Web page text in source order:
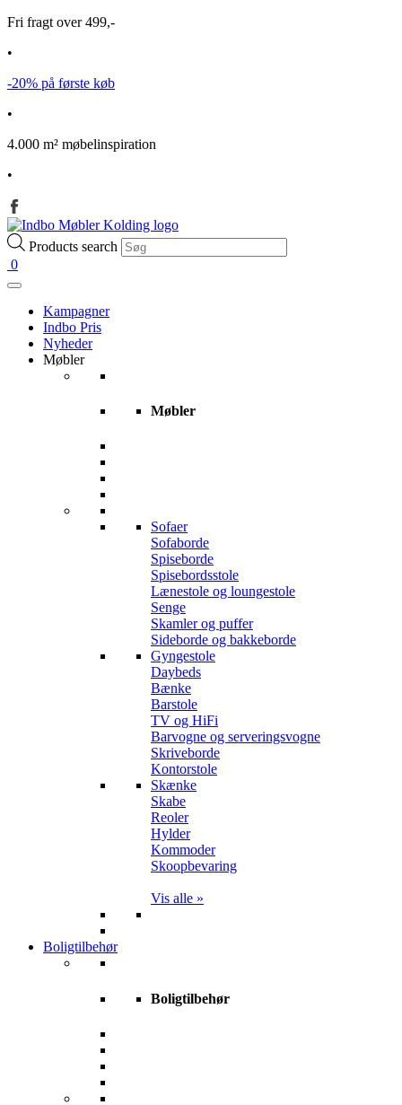
Fri fragt over 499,-
•
-20% på første køb
•
4.000 m² møbelinspiration
•
Products search
0
Kampagner
Indbo Pris
Nyheder
Møbler
Møbler
Sofaer
Sofaborde
Spiseborde
Spisebordsstole
Lænestole og loungestole
Senge
Skamler og puffer
Sideborde og bakkeborde
Gyngestole
Daybeds
Bænke
Barstole
TV og HiFi
Barvogne og serveringsvogne
Skriveborde
Kontorstole
Skænke
Skabe
Reoler
Hylder
Kommoder
Skoopbevaring
Vis alle »
Boligtilbehør
Boligtilbehør